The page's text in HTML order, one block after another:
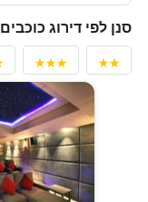
סנן לפי דירוג כוכבים